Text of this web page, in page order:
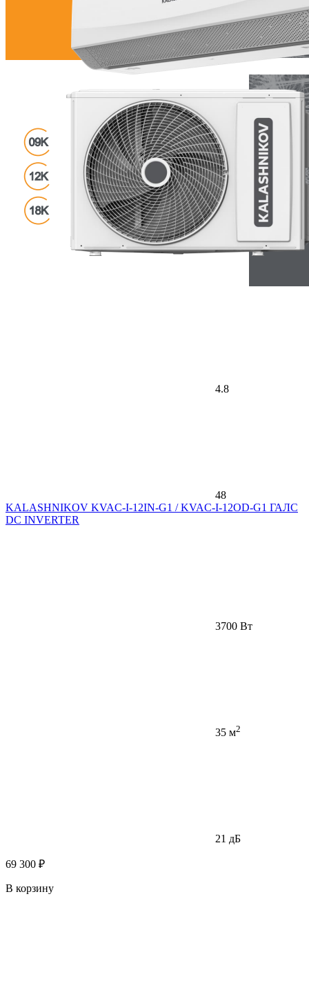
4.8
48
KALASHNIKOV KVAC-I-12IN-G1 / KVAC-I-12OD-G1 ГАЛС
DC INVERTER
3700 Вт
35 м2
21 дБ
69 300 ₽
В корзину